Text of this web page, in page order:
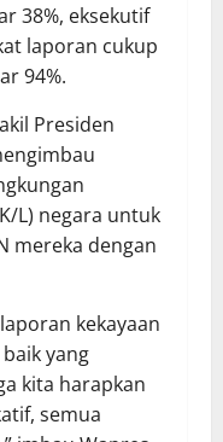
38%, eksekutif
laporan cukup
94%.
Presiden
L) negara untuk
mereka dengan
kekayaan
yang
kita harapkan
semua